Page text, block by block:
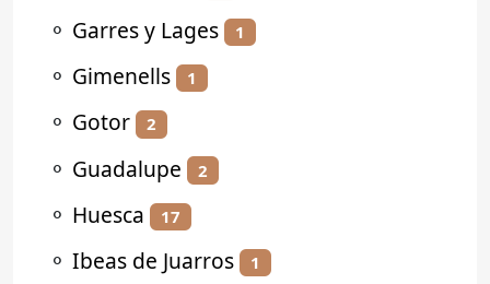
⚬ Garres y Lages 1
⚬ Gimenells 1
⚬ Gotor 2
⚬ Guadalupe 2
⚬ Huesca 17
⚬ Ibeas de Juarros 1